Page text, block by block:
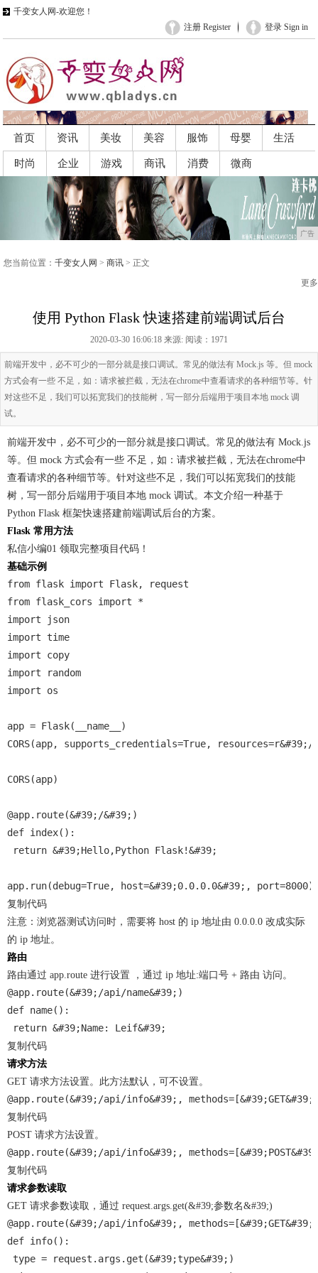
千变女人网-欢迎您！
登录 Sign in
注册 Register
首页 资讯 美妆 美容 服饰 母婴 生活
时尚 企业 游戏 商讯 消费 微商
广告
您当前位置： 千变女人网 > 商讯 > 正文
更多
使用 Python Flask 快速搭建前端调试后台
2020-03-30 16:06:18 来源: 阅读：1971
前端开发中，必不可少的一部分就是接口调试。常见的做法有 Mock.js 等。但 mock
方式会有一些 不足，如：请求被拦截，无法在chrome中查看请求的各种细节等。针
对这些不足，我们可以拓宽我们的技能树，写一部分后端用于项目本地 mock 调
试。
前端开发中，必不可少的一部分就是接口调试。常见的做法有 Mock.js
等。但 mock 方式会有一些 不足，如：请求被拦截，无法在chrome中
查看请求的各种细节等。针对这些不足，我们可以拓宽我们的技能
树，写一部分后端用于项目本地 mock 调试。本文介绍一种基于
Python Flask 框架快速搭建前端调试后台的方案。
Flask 常用方法
私信小编01 领取完整项目代码！
基础示例
from flask import Flask, request
from flask_cors import *
import json
import time
import copy
import random
import os
app = Flask(__name__)
CORS(app, supports_credentials=True, resources=r&#39;/
CORS(app)
@app.route(&#39;/&#39;)
def index():
return &#39;Hello,Python Flask!&#39;
app.run(debug=True, host=&#39;0.0.0.0&#39;, port=8000)
复制代码
注意：浏览器测试访问时，需要将 host 的 ip 地址由 0.0.0.0 改成实际
的 ip 地址。
路由
路由通过 app.route 进行设置 ，通过 ip 地址:端口号 + 路由 访问。
@app.route(&#39;/api/name&#39;)
def name():
return &#39;Name: Leif&#39;
复制代码
请求方法
GET 请求方法设置。此方法默认，可不设置。
@app.route(&#39;/api/info&#39;,
复制代码
POST 请求方法设置。
@app.route(&#39;/api/info&#39;,
复制代码
请求参数读取
GET 请求参数读取，通过 request.args.get(&#39;参数名&#39;)
@app.route(&#39;/api/info&#39;,
def info():
type = request.args.get(&#39;type&#39;)